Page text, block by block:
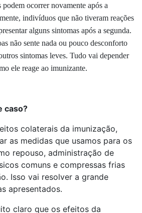
podem ocorrer novamente após a
indivíduos que não tiveram reações
alguns sintomas após a segunda.
não sente nada ou pouco desconforto
sintomas leves. Tudo vai depender
ele reage ao imunizante.
caso?
colaterais da imunização,
as medidas que usamos para os
repouso, administração de
comuns e compressas frias
Isso vai resolver a grande
apresentados.
claro que os efeitos da